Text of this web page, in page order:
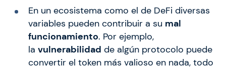
En un ecosistema como el de DeFi diversas
variables pueden contribuir a su mal
funcionamiento. Por ejemplo,
la vulnerabilidad de algún protocolo puede
convertir el token más valioso en nada, todo